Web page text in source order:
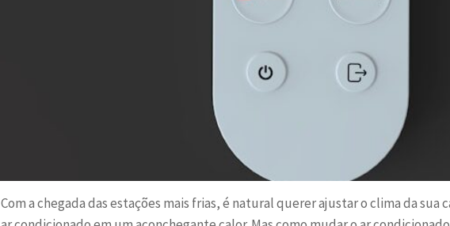
Com a chegada das estações mais frias, é natural querer ajustar o clima da